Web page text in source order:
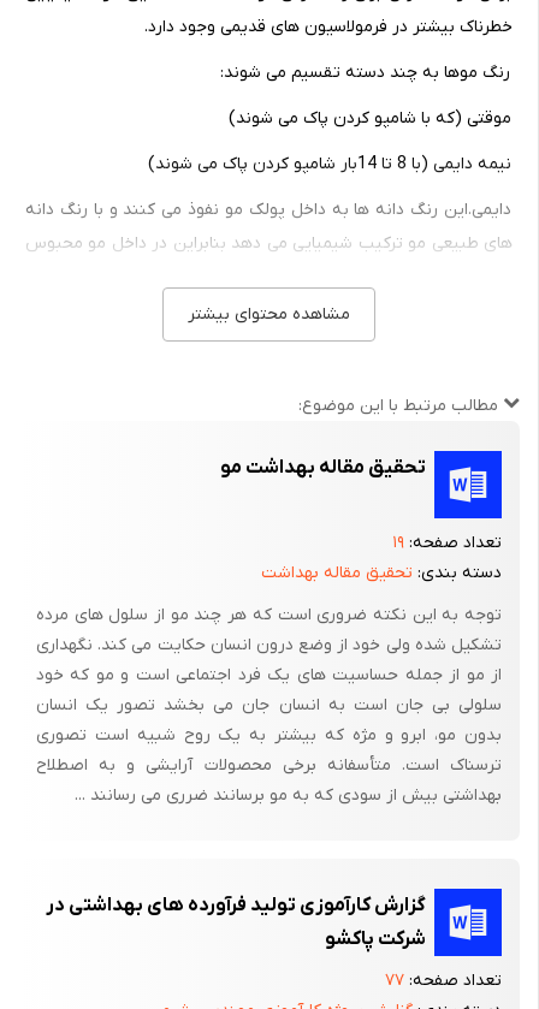
خطرناک بیشتر در فرمولاسیون های قدیمی وجود دارد.
رنگ موها به چند دسته تقسیم می شوند:
موقتی (که با شامپو کردن پاک می شوند)
نیمه دایمی (با 8 تا 14بار شامپو کردن پاک می شوند)
دایمی.این رنگ دانه ها به داخل پولک مو نفوذ می کنند و با رنگ دانه
های طبیعی مو ترکیب شیمیایی می دهد بنابراین در داخل مو محبوس
رنگ مو، مواد دیگری به نام جلوه های ویژه مثل های لایت ها ساخته
شده اند که همراه با رنگ مو یا به تنهایی استفاده می شوند. روشن
شدن پیگمان (رنگدانه) رنگ طبیعی یا رنگ مصنوعی از مو می شود.
این فرآیند برای استفاده از رنگ موها لازم است.
تمام فرآورده های رنگ مو دایمی حاوی یک ظاهرکننده یا اکسیدکننده و
یک عامل قلیایی کننده هستند که موجب نفوذ بیشتر رنگ به داخل
رنگهای طبیعی
انسان ها از هزاران سال پیش موهای خود را با استفاده از رنگ های
طبیعی و معدنی رنگ می کردند بعضی از مواد طبیعی شامل رنگ دانه
هستند مانند: حنا،روناس،خضاب،بابونه،ایندیگو یا پوست گردو و بعضی
دیگر نیز شامل سفید کننده های طبیعی می باشد که باعث ایجاد
واکنشهایی می شوند که رنگ مو را تغییر می دهد.مزیت رنگ موهای
رنگ موی مشکی
پودر شقایق 40گرم
پودر سنامکی 40 گرم
مشاهده محتوای بیشتر
مطالب مرتبط با این موضوع:
تحقیق مقاله بهداشت مو
تعداد صفحه: ۱۹
دسته بندی: تحقیق مقاله بهداشت
توجه به این نکته ضروری است که هر چند مو از سلول های مرده
تشکیل شده ولی خود از وضع درون انسان حکایت می کند. نگهداری
از مو از جمله حساسیت های یک فرد اجتماعی است و مو که خود
سلولی بی جان است به انسان جان می بخشد تصور یک انسان
بدون مو، ابرو و مژه که بیشتر به یک روح شبیه است تصوری
ترسناک است. متأسفانه برخی محصولات آرایشی و به اصطلاح
بهداشتی بیش از سودی که به مو برسانند ضرری می رسانند ...
گزارش کارآموزی تولید فرآورده های بهداشتی در
شرکت پاکشو
تعداد صفحه: ۷۷